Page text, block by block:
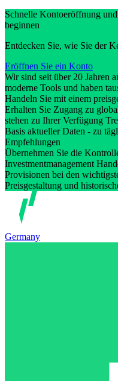
Schnelle Kontoeröffnung
beginnen
Entdecken Sie, wie Sie der
Eröffnen Sie ein Konto
Wir sind seit über 20 Jahren
moderne Tools und haben
Handeln Sie mit einem
Erhalten Sie Zugang zu
stehen zu Ihrer Verfügung
Basis aktueller Daten - zu
Empfehlungen
Übernehmen Sie die
Investmentmanagement
Provisionen bei den
Preisgestaltung und
Germany